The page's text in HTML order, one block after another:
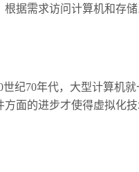
据需求访问计算机和存
纪70年代，大型计算机
面的进步才使得虚拟化